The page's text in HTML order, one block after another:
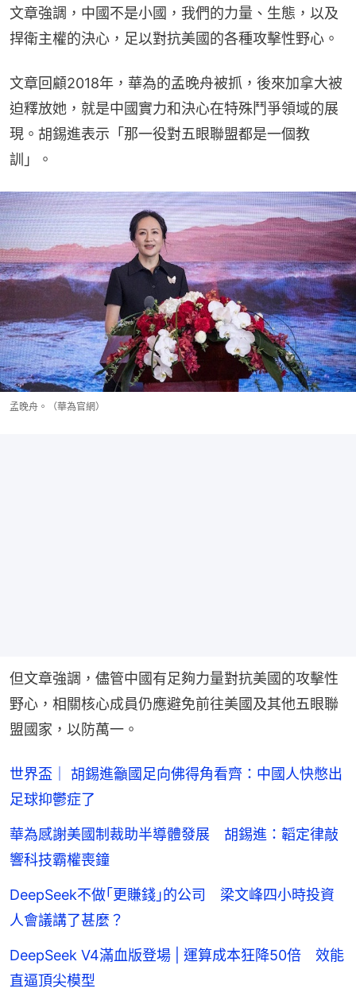
文章強調，中國不是小國，我們的力量、生態，以及
捍衛主權的決心，足以對抗美國的各種攻擊性野心。
文章回顧2018年，華為的孟晚舟被抓，後來加拿大被
迫釋放她，就是中國實力和決心在特殊鬥爭領域的展
現。胡錫進表示「那一役對五眼聯盟都是一個教
訓」。
孟晚舟。（華為官網）
但文章強調，儘管中國有足夠力量對抗美國的攻擊性
野心，相關核心成員仍應避免前往美國及其他五眼聯
盟國家，以防萬一。
世界盃｜ 胡錫進籲國足向佛得角看齊：中國人快憋出
足球抑鬱症了
華為感謝美國制裁助半導體發展 胡錫進：韜定律敲
響科技霸權喪鐘
DeepSeek不做｢更賺錢｣的公司 梁文峰四小時投資
人會議講了甚麼？
DeepSeek V4滿血版登場 | 運算成本狂降50倍 效能
直逼頂尖模型